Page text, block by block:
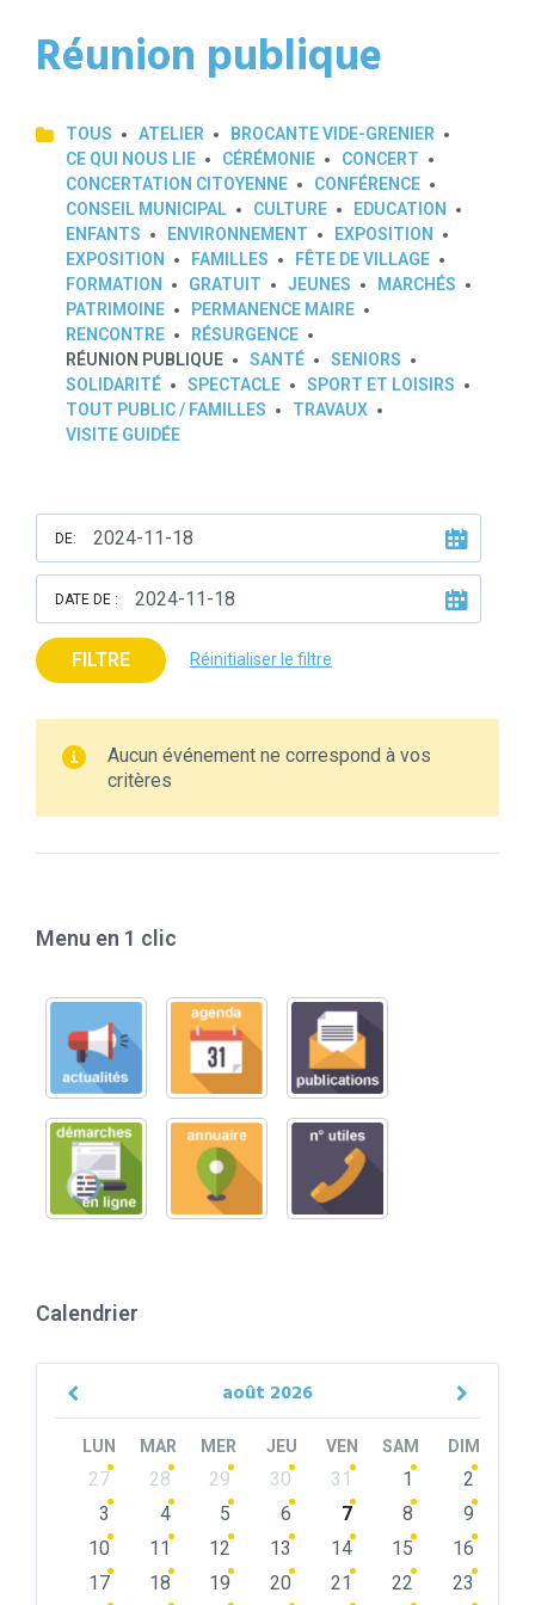
Réunion publique
TOUS ATELIER
BROCANTE VIDE-GRENIER
CE QUI NOUS LIE
CÉRÉMONIE
CONCERT
CONCERTATION CITOYENNE
CONFÉRENCE
CONSEIL MUNICIPAL
CULTURE
EDUCATION
ENFANTS
ENVIRONNEMENT
EXPOSITION
EXPOSITION
FAMILLES
FÊTE DE VILLAGE
FORMATION
GRATUIT JEUNES
MARCHÉS
PATRIMOINE
PERMANENCE MAIRE
RENCONTRE
RÉSURGENCE
RÉUNION PUBLIQUE
SANTÉ
SENIORS
SOLIDARITÉ
SPECTACLE
SPORT ET LOISIRS
TOUT PUBLIC / FAMILLES
TRAVAUX
VISITE GUIDÉE
DE:
DATE DE :
FILTRE Réinitialiser le filtre
Aucun événement ne correspond à vos
critères
Menu en 1 clic
Calendrier
août 2026
Previous
LUN MAR MER JEU VEN SAM DIM
Skip
calendar
27 28 29 30 31 1
2
3
4 5 6 7 8
9
10
11 12 13 14 15
16
17
18 19 20 21 22
23